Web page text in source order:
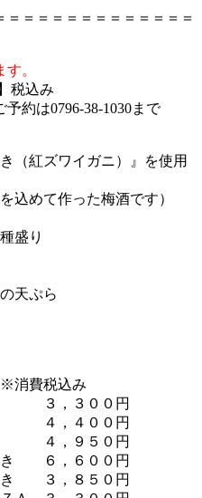
＝＝＝＝＝＝＝＝＝＝＝＝＝
。
税込み
約は0796-38-1030まで
（紅ズワイガニ）』を使用
込めて作った梅酒です）
盛り
天ぷら
消費税込み
，３００円
４，４００円
４，９５０円
き ６，６００円
き ３，８５０円